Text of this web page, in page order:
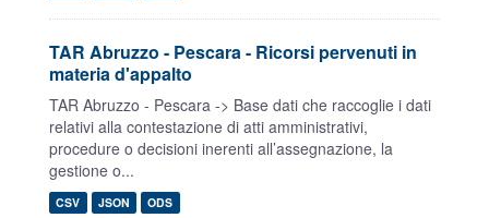
TAR Abruzzo - Pescara - Ricorsi pervenuti in
materia d'appalto
TAR Abruzzo - Pescara -> Base dati che raccoglie i dati
relativi alla contestazione di atti amministrativi,
procedure o decisioni inerenti all’assegnazione, la
gestione o...
CSV JSON ODS